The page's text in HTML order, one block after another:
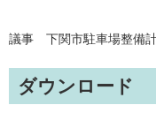
議事 下関市駐車場整備
ダウンロード